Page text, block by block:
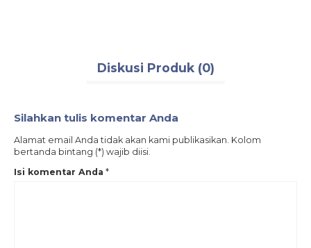
Diskusi Produk (0)
Silahkan tulis komentar Anda
Alamat email Anda tidak akan kami publikasikan. Kolom
bertanda bintang (*) wajib diisi.
Isi komentar Anda *